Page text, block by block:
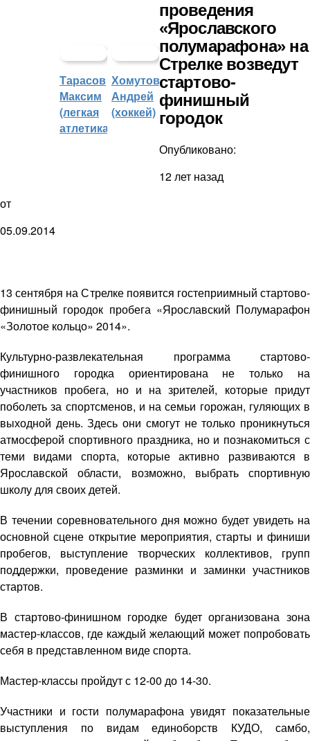
Тарасов
Максим
(легкая
атлетика)
Хомутов
Андрей
(хоккей)
проведения
«Ярославского
полумарафона» на
Стрелке возведут
стартово-
финишный
городок
Опубликовано:
12 лет назад
от
05.09.2014
13 сентября на Стрелке появится гостеприимный стартово-
финишный городок пробега «Ярославский Полумарафон
«Золотое кольцо» 2014».
Культурно-развлекательная программа стартово-
финишного городка ориентирована не только на
участников пробега, но и на зрителей, которые придут
поболеть за спортсменов, и на семьи горожан, гуляющих в
выходной день. Здесь они смогут не только проникнуться
атмосферой спортивного праздника, но и познакомиться с
теми видами спорта, которые активно развиваются в
Ярославской области, возможно, выбрать спортивную
школу для своих детей.
В течении соревновательного дня можно будет увидеть на
основной сцене открытие мероприятия, старты и финиши
пробегов, выступление творческих коллективов, групп
поддержки, проведение разминки и заминки участников
стартов.
В стартово-финишном городке будет организована зона
мастер-классов, где каждый желающий может попробовать
себя в представленном виде спорта.
Мастер-классы пройдут с 12-00 до 14-30.
Участники и гости полумарафона увидят показательные
выступления по видам единоборств КУДО, самбо,